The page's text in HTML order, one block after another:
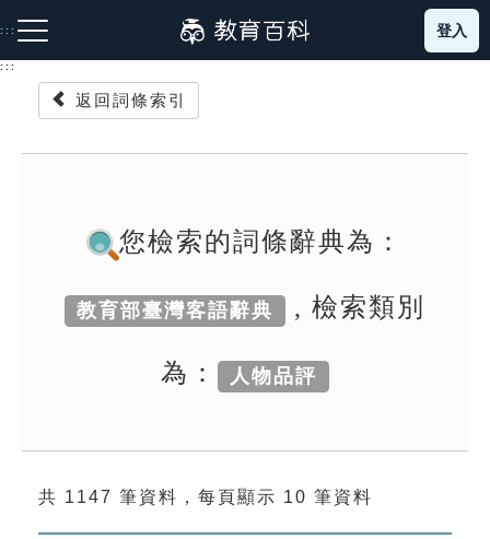
到
主
:::
成語故事
索引選單
登入
:::
返回詞條索引
您檢索的詞條辭典為：
教育部臺灣客語辭典 , 檢索類別
為： 人物品評
共 1147 筆資料，每頁顯示 10 筆資料